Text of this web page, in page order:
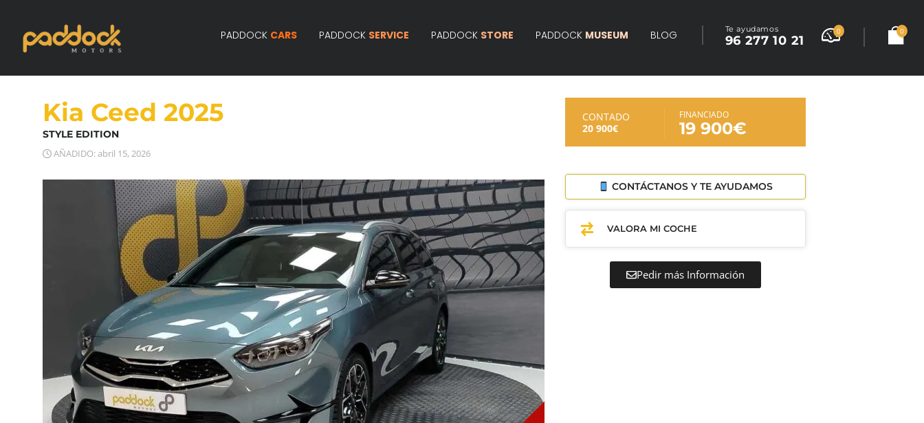
PADDOCK CARS PADDOCK SERVICE PADDOCK STORE PADDOCK MUSEUM BLOG Te ayudamos
96 277 10 21
0 0
Kia Ceed 2025
STYLE EDITION
AÑADIDO: abril 15, 2026
CONTADO
20 900€
FINANCIADO
19 900€
CONTÁCTANOS Y TE AYUDAMOS
VALORA MI COCHE
Pedir más Información